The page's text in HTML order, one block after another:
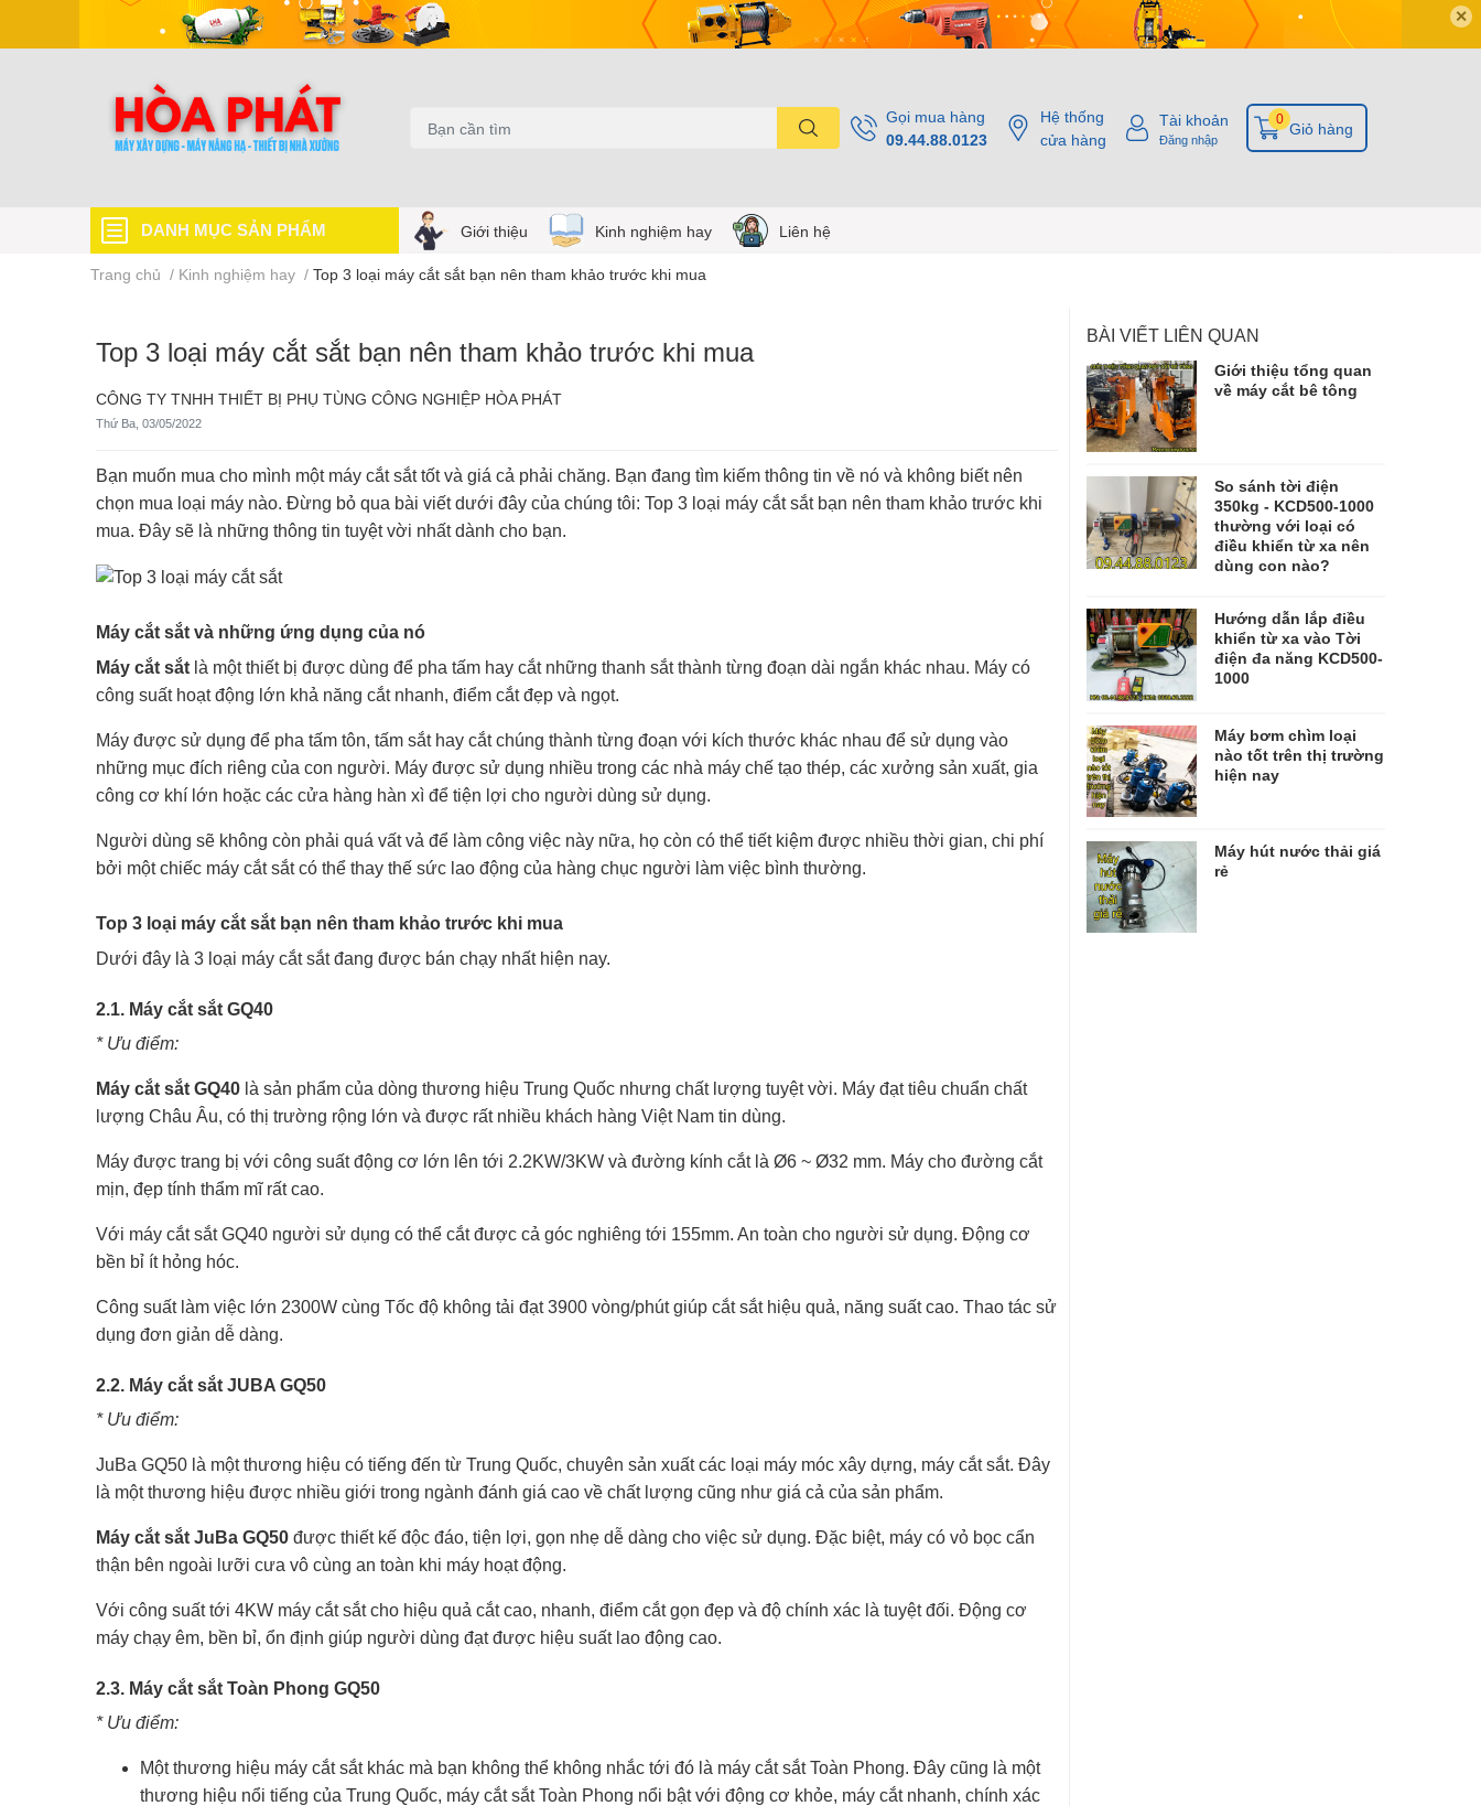
✕
Gọi mua hàng
09.44.88.0123
Hệ thống
cửa hàng
Tài khoản
Đăng nhập
Giỏ hàng
0
DANH MỤC SẢN PHẨM Giới thiệu Kinh nghiệm hay Liên hệ
Trang chủ / Kinh nghiệm hay / Top 3 loại máy cắt sắt bạn nên tham khảo trước khi mua
Top 3 loại máy cắt sắt bạn nên tham khảo trước khi mua
CÔNG TY TNHH THIẾT BỊ PHỤ TÙNG CÔNG NGHIỆP HÒA PHÁT
Thứ Ba, 03/05/2022
Bạn muốn mua cho mình một máy cắt sắt tốt và giá cả phải chăng. Bạn đang tìm kiếm thông tin về nó và không biết nên
chọn mua loại máy nào. Đừng bỏ qua bài viết dưới đây của chúng tôi: Top 3 loại máy cắt sắt bạn nên tham khảo trước khi
mua. Đây sẽ là những thông tin tuyệt vời nhất dành cho bạn.
Máy cắt sắt và những ứng dụng của nó
Máy cắt sắt là một thiết bị được dùng để pha tấm hay cắt những thanh sắt thành từng đoạn dài ngắn khác nhau. Máy có
công suất hoạt động lớn khả năng cắt nhanh, điểm cắt đẹp và ngọt.
Máy được sử dụng để pha tấm tôn, tấm sắt hay cắt chúng thành từng đoạn với kích thước khác nhau để sử dụng vào
những mục đích riêng của con người. Máy được sử dụng nhiều trong các nhà máy chế tạo thép, các xưởng sản xuất, gia
công cơ khí lớn hoặc các cửa hàng hàn xì để tiện lợi cho người dùng sử dụng.
Người dùng sẽ không còn phải quá vất vả để làm công việc này nữa, họ còn có thể tiết kiệm được nhiều thời gian, chi phí
bởi một chiếc máy cắt sắt có thể thay thế sức lao động của hàng chục người làm việc bình thường.
Top 3 loại máy cắt sắt bạn nên tham khảo trước khi mua
Dưới đây là 3 loại máy cắt sắt đang được bán chạy nhất hiện nay.
2.1. Máy cắt sắt GQ40
* Ưu điểm:
Máy cắt sắt GQ40 là sản phẩm của dòng thương hiệu Trung Quốc nhưng chất lượng tuyệt vời. Máy đạt tiêu chuẩn chất
lượng Châu Âu, có thị trường rộng lớn và được rất nhiều khách hàng Việt Nam tin dùng.
Máy được trang bị với công suất động cơ lớn lên tới 2.2KW/3KW và đường kính cắt là Ø6 ~ Ø32 mm. Máy cho đường cắt
mịn, đẹp tính thẩm mĩ rất cao.
Với máy cắt sắt GQ40 người sử dụng có thể cắt được cả góc nghiêng tới 155mm. An toàn cho người sử dụng. Động cơ
bền bỉ ít hỏng hóc.
Công suất làm việc lớn 2300W cùng Tốc độ không tải đạt 3900 vòng/phút giúp cắt sắt hiệu quả, năng suất cao. Thao tác sử
dụng đơn giản dễ dàng.
2.2. Máy cắt sắt JUBA GQ50
* Ưu điểm:
JuBa GQ50 là một thương hiệu có tiếng đến từ Trung Quốc, chuyên sản xuất các loại máy móc xây dựng, máy cắt sắt. Đây
là một thương hiệu được nhiều giới trong ngành đánh giá cao về chất lượng cũng như giá cả của sản phẩm.
Máy cắt sắt JuBa GQ50 được thiết kế độc đáo, tiện lợi, gọn nhẹ dễ dàng cho việc sử dụng. Đặc biệt, máy có vỏ bọc cẩn
thận bên ngoài lưỡi cưa vô cùng an toàn khi máy hoạt động.
Với công suất tới 4KW máy cắt sắt cho hiệu quả cắt cao, nhanh, điểm cắt gọn đẹp và độ chính xác là tuyệt đối. Động cơ
máy chạy êm, bền bỉ, ổn định giúp người dùng đạt được hiệu suất lao động cao.
2.3. Máy cắt sắt Toàn Phong GQ50
* Ưu điểm:
Một thương hiệu máy cắt sắt khác mà bạn không thể không nhắc tới đó là máy cắt sắt Toàn Phong. Đây cũng là một
thương hiệu nổi tiếng của Trung Quốc, máy cắt sắt Toàn Phong nổi bật với động cơ khỏe, máy cắt nhanh, chính xác
BÀI VIẾT LIÊN QUAN
Giới thiệu tổng quan
về máy cắt bê tông
So sánh tời điện
350kg - KCD500-1000
thường với loại có
điều khiển từ xa nên
dùng con nào?
Hướng dẫn lắp điều
khiển từ xa vào Tời
điện đa năng KCD500-
1000
Máy bơm chìm loại
nào tốt trên thị trường
hiện nay
Máy hút nước thải giá
rẻ